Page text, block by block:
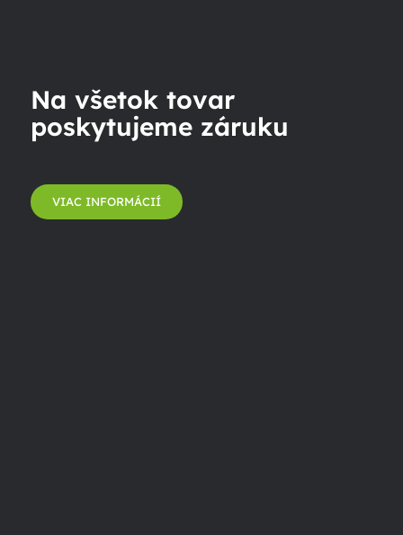
Na všetok tovar
poskytujeme záruku
VIAC INFORMÁCIÍ